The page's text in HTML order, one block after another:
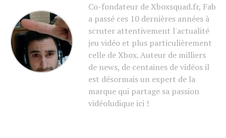
Co-fondateur de Xboxsquad.fr, Fab
a passé ces 10 dernières années à
scruter attentivement l'actualité
jeu vidéo et plus particulièrement
celle de Xbox. Auteur de milliers
de news, de centaines de vidéos il
est désormais un expert de la
marque qui partage sa passion
vidéoludique ici !
Flipboard
Reddit
Pinterest
Whatsapp